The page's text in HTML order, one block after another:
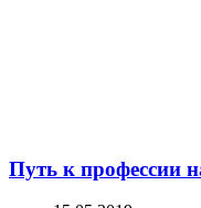
Путь к профессии